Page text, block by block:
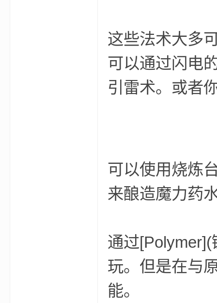
这些法术大多
可以通过闪电
引雷术。或者
可以使用烧炼
来酿造魔力药
通过
玩。但是在与
能。